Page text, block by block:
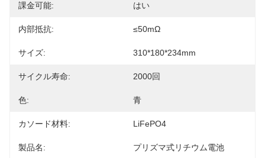
課金可能: はい
内部抵抗: ≤50mΩ
サイズ: 310*180*234mm
サイクル寿命: 2000回
色: 青
カソード材料: LiFePO4
製品名: プリズマ式リチウム電池